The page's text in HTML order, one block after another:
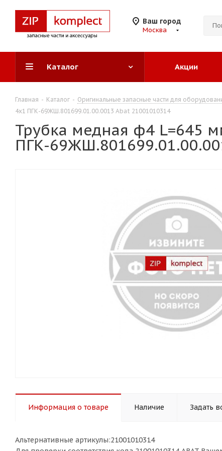
Ваш город
Москва
Каталог Акции
Главная - Каталог - Оригинальные запасные части для
4х1 ПГК-69ЖШ.801699.01.00.0013 Abat 21001010314
Трубка медная ф4 L=645
ПГК-
Информация о товаре Наличие Задать
Альтернативные артикулы:21001010314